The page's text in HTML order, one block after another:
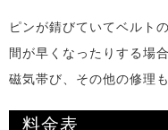
会社案内
ピンが錆びていてベルト
間が早くなったりする場
磁気帯び、その他の修理
料金表